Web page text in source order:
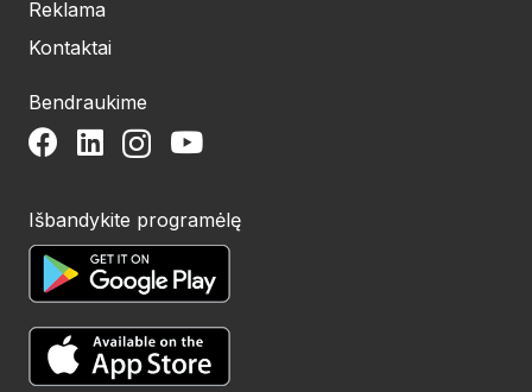
Reklama
Kontaktai
Bendraukime
Išbandykite programėlę